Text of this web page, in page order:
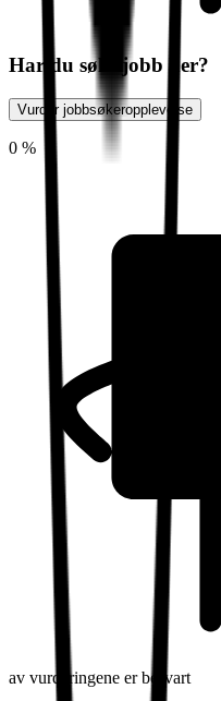
Har du søkt jobb her?
Vurder jobbsøkeropplevelse
0 %
av vurderingene er besvart